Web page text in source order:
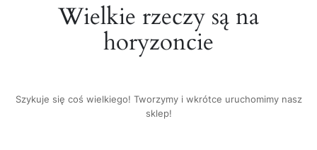
Wielkie rzeczy są na
horyzoncie
Szykuje się coś wielkiego! Tworzymy i wkrótce uruchomimy nasz
sklep!